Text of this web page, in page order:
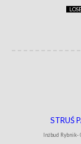
STRUŚ
Inżbud Rybnik-